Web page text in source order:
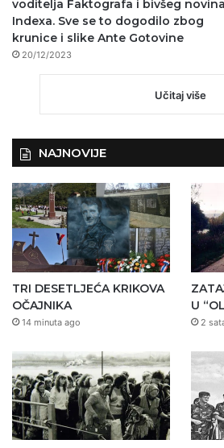
voditelja Faktografa i bivšeg
Indexa. Sve se to dogodilo zbog
krunice i slike Ante Gotovine
20/12/2023
Učitaj više
NAJNOVIJE
TRI DESETLJEĆA KRIKOVA
OČAJNIKA
14 minuta ago
U
2